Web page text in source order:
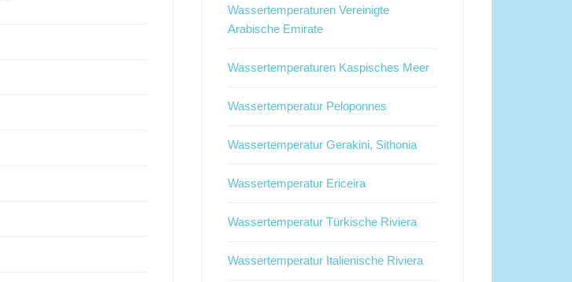
Wassertemperaturen Vereinigte
Arabische Emirate
Wassertemperaturen Kaspisches Meer
Wassertemperatur Peloponnes
Wassertemperatur Gerakini, Sithonia
Wassertemperatur Ericeira
Wassertemperatur Türkische Riviera
Wassertemperatur Italienische Riviera